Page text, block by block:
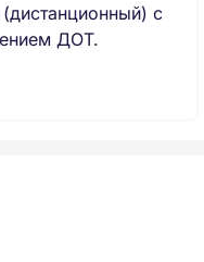
с
ДОТ.